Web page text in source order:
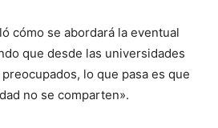
cómo se abordará la eventual
que desde las universidades
lo que pasa es que
no se comparten».